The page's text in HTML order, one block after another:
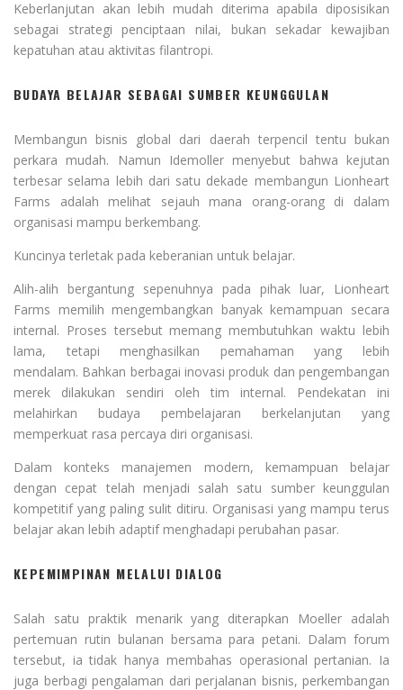
Keberlanjutan akan lebih mudah diterima apabila diposisikan
sebagai strategi penciptaan nilai, bukan sekadar kewajiban
kepatuhan atau aktivitas filantropi.
BUDAYA BELAJAR SEBAGAI SUMBER KEUNGGULAN
Membangun bisnis global dari daerah terpencil tentu bukan
perkara mudah. Namun Idemoller menyebut bahwa kejutan
terbesar selama lebih dari satu dekade membangun Lionheart
Farms adalah melihat sejauh mana orang-orang di dalam
organisasi mampu berkembang.
Kuncinya terletak pada keberanian untuk belajar.
Alih-alih bergantung sepenuhnya pada pihak luar, Lionheart
Farms memilih mengembangkan banyak kemampuan secara
internal. Proses tersebut memang membutuhkan waktu lebih
lama, tetapi menghasilkan pemahaman yang lebih
mendalam. Bahkan berbagai inovasi produk dan pengembangan
merek dilakukan sendiri oleh tim internal. Pendekatan ini
melahirkan budaya pembelajaran berkelanjutan yang
memperkuat rasa percaya diri organisasi.
Dalam konteks manajemen modern, kemampuan belajar
dengan cepat telah menjadi salah satu sumber keunggulan
kompetitif yang paling sulit ditiru. Organisasi yang mampu terus
belajar akan lebih adaptif menghadapi perubahan pasar.
KEPEMIMPINAN MELALUI DIALOG
Salah satu praktik menarik yang diterapkan Moeller adalah
pertemuan rutin bulanan bersama para petani. Dalam forum
tersebut, ia tidak hanya membahas operasional pertanian. Ia
juga berbagi pengalaman dari perjalanan bisnis, perkembangan